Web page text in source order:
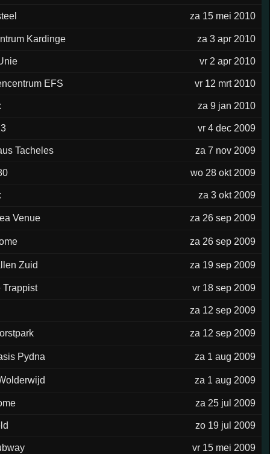
za 15 mei 2010
Kardinge za 3 apr 2010
vr 2 apr 2010
EFS vr 12 mrt 2010
za 9 jan 2010
vr 4 dec 2009
Tacheles za 7 nov 2009
wo 28 okt 2009
za 3 okt 2009
Venue za 26 sep 2009
za 26 sep 2009
Zuid za 19 sep 2009
Trappist vr 18 sep 2009
za 12 sep 2009
za 12 sep 2009
Pydna za 1 aug 2009
za 1 aug 2009
za 25 jul 2009
zo 19 jul 2009
vr 15 mei 2009